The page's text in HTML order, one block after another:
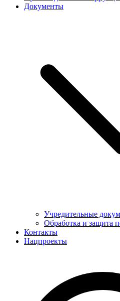
Документы
Учредительные
Обработка и защита
Контакты
Нацпроекты